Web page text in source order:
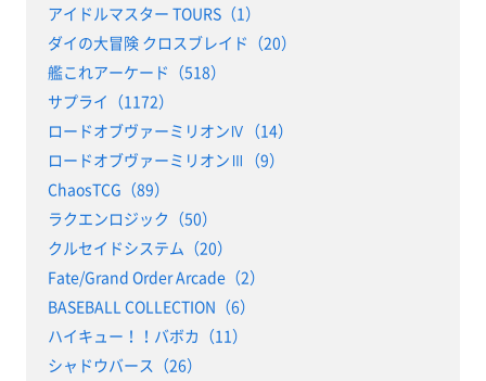
アイドルマスター TOURS（1）
ダイの大冒険 クロスブレイド（20）
艦これアーケード（518）
サプライ（1172）
ロードオブヴァーミリオンⅣ（14）
ロードオブヴァーミリオンⅢ（9）
ChaosTCG（89）
ラクエンロジック（50）
クルセイドシステム（20）
Fate/Grand Order Arcade（2）
BASEBALL COLLECTION（6）
ハイキュー！！バボカ（11）
シャドウバース（26）